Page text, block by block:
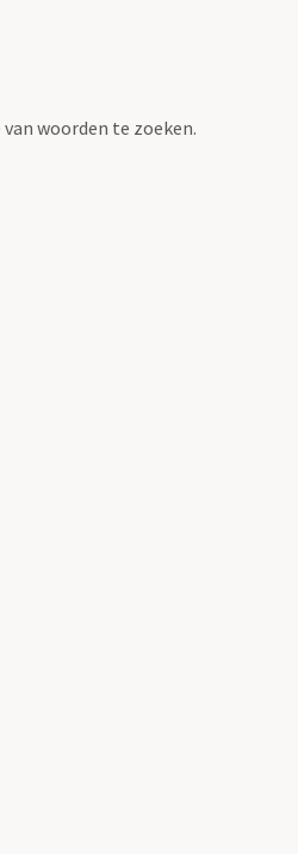
woorden te zoeken.